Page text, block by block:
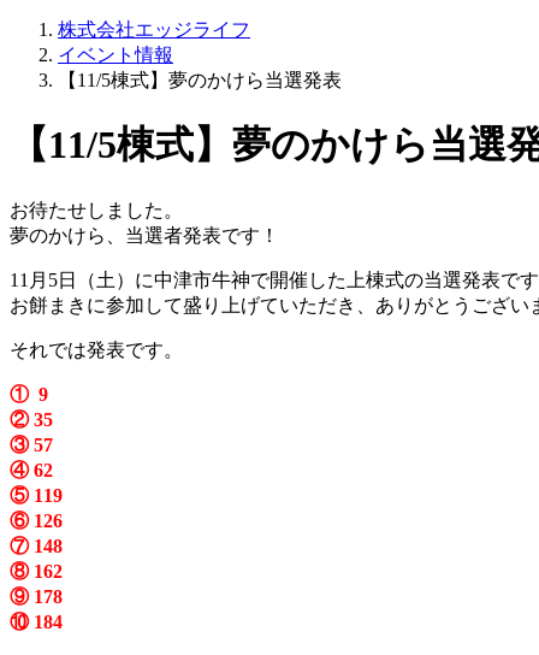
株式会社エッジライフ
イベント情報
【11/5棟式】夢のかけら当選発表
【11/5棟式】夢のかけら当選
お待たせしました。
夢のかけら、当選者発表です！
11月5日（土）に中津市牛神で開催した上棟式の当選発表です
お餅まきに参加して盛り上げていただき、ありがとうござい
それでは発表です。
① 9
② 35
③ 57
④ 62
⑤ 119
⑥ 126
⑦ 148
⑧ 162
⑨ 178
⑩ 184